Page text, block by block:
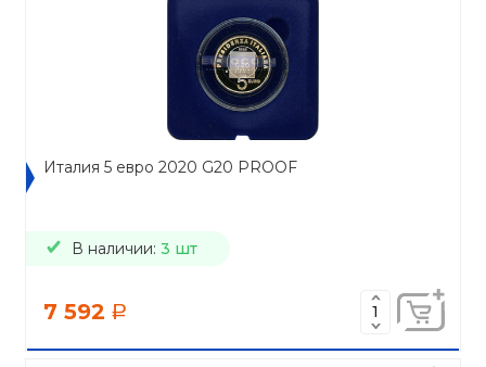
Италия 5 евро 2020 G20 PROOF
В наличии: 3 шт
7 592 a